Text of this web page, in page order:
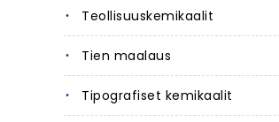
Teollisuuskemikaalit
Tien maalaus
Tipografiset kemikaalit